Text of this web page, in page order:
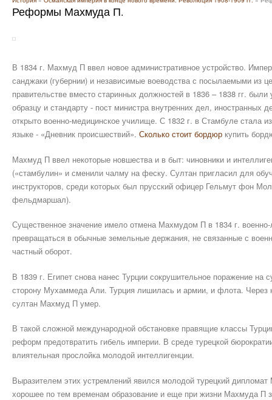
Реформы Махмуда П.
В 1834 г. Махмуд П ввел новое административное устройство.
санджаки (губернии) и независимые воеводства с посылаемыми из
правительстве вместо старинных должностей в 1836 – 1838 гг.
образцу и стандарту - пост министра внутренних дел,
открыто военно-медицинское училище. С 1832 г. в Стамбуле стала
языке - «Дневник происшествий». Сколько стоит бордюр купить
Махмуд П ввел некоторые новшества и в быт: чиновники и
(«стамбулин» и сменили чалму на феску. Султан пригласил для
инструкторов, среди которых был прусский офицер Гельмут фон
фельдмаршал).
Существенное значение имело отмена Махмудом П в 1834 г.
превращаться в обычные земельные держания, не связанные с
частный оборот.
В 1839 г. Египет снова нанес Турции сокрушительное поражение
сторону Мухаммеда Али. Турция лишилась и армии, и флота. Через
султан Махмуд П умер.
В такой сложной международной обстановке правящие классы
реформ предотвратить гибель империи. В среде турецкой
влиятельная прослойка молодой интеллигенции.
Выразителем этих устремлений явился молодой турецкий
хорошее по тем временам образование и еще при жизни Махмуда П